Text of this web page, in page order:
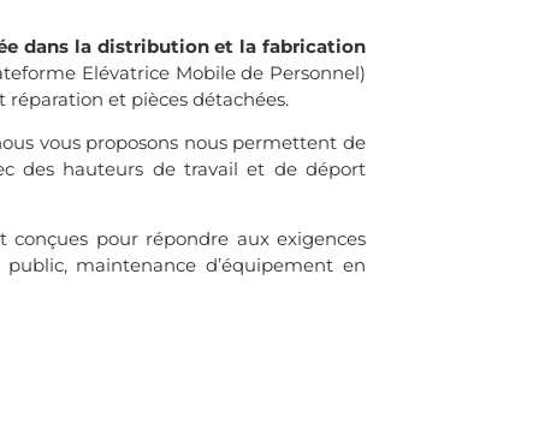
dans la distribution et la fabrication
Elévatrice Mobile de Personnel)
réparation et pièces détachées.
vous proposons nous permettent de
des hauteurs de travail et de déport
conçues pour répondre aux exigences
maintenance d’équipement en